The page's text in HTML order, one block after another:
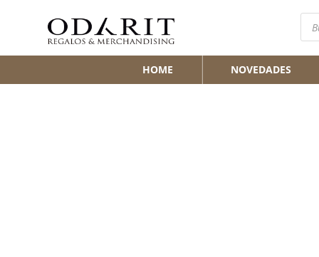
HOME NOVEDADES